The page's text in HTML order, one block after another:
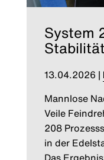
System
Stabilität
13.04.2026 |
Mannlose
Veile
208
in der